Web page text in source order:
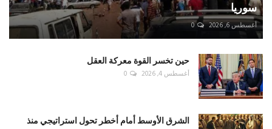
سوريا
أغسطس 6, 2026 0
حين تخسر القوة معركة العقل
أغسطس 4, 2026 0
الشرق الأوسط أمام أخطر تحول استراتيجي منذ